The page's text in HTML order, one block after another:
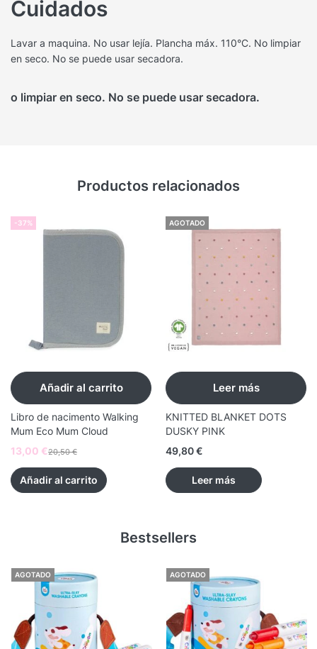
Cuidados
Lavar a maquina. No usar lejía. Plancha máx. 110°C. No limpiar
en seco. No se puede usar secadora.
o limpiar en seco. No se puede usar secadora.
Productos relacionados
-37%
Añadir al carrito
Libro de nacimento Walking
Mum Eco Mum Cloud
20,50€
13,00 €
Añadir al carrito
AGOTADO
Leer más
KNITTED BLANKET DOTS
DUSKY PINK
49,80€
Leer más
Bestsellers
AGOTADO AGOTADO